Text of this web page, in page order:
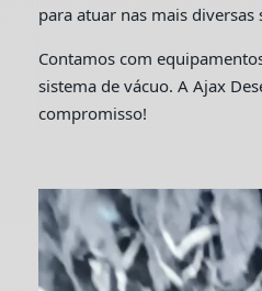
para atuar nas mais
Contamos com
sistema de vácuo. A Ajax
compromisso!